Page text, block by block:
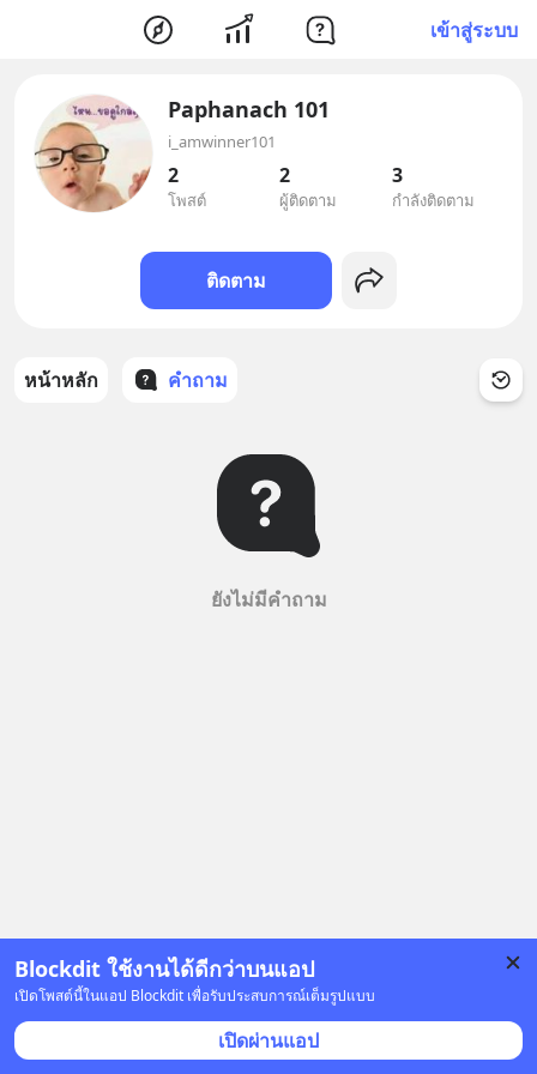
เข้าสู่ระบบ
Blockdit ใช้งานได้ดีกว่าบนแอป
เปิดโพสต์นี้ในแอป Blockdit เพื่อรับประสบการณ์เต็มรูปแบบ
เปิดผ่านแอป
Paphanach 101
i_amwinner101
2
โพสต์
2
ผู้ติดตาม
3
กำลังติดตาม
ติดตาม
หน้าหลัก คำถาม
ยังไม่มีคำถาม